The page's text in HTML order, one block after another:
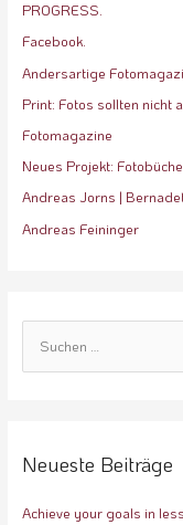
PROGRESS.
Facebook.
Andersartige
Print: Fotos sollten nicht
Fotomagazine
Neues Projekt:
Andreas Jorns |
Andreas Feininger
u
e
n
Neueste Beiträge
Achieve your goals in